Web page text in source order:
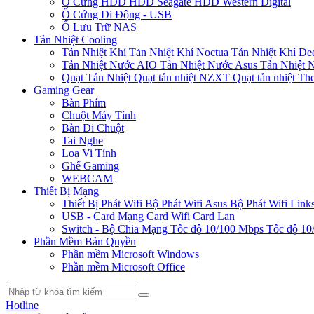
Ổ Cứng Di Động - USB
Ổ Lưu Trữ NAS
Tản Nhiệt Cooling
Tản Nhiệt KhíTản Nhiệt Khí Noctua Tản Nhiệt Khí
Tản Nhiệt Nước AIO Tản Nhiệt Nước Asus Tản Nhiệt
Quạt Tản Nhiệt Quạt tản nhiệt NZXT Quạt tản nhiệt
Gaming Gear
Bàn Phím
Chuột Máy Tính
Bàn Di Chuột
Tai Nghe
Loa Vi Tính
Ghế Gaming
WEBCAM
Thiết Bị Mạng
Thiết Bị Phát Wifi Bộ Phát Wifi Asus Bộ Phát Wifi
USB - Card Mạng Card Wifi Card Lan
Switch - Bộ Chia Mạng Tốc độ 10/100 Mbps Tốc độ
Phần Mềm Bản Quyền
Phần mềm Microsoft Windows
Phần mềm Microsoft Office
Hotline